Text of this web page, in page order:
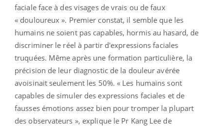
faciale face à des visages de vrais ou de faux
« douloureux ». Premier constat, il semble que les
humains ne soient pas capables, hormis au hasard, de
discriminer le réel à partir d'expressions faciales
truquées. Même après une formation particulière, la
précision de leur diagnostic de la douleur avérée
avoisinait seulement les 50%. « Les humains sont
capables de simuler des expressions faciales et de
fausses émotions assez bien pour tromper la plupart
des observateurs », explique le Pr Kang Lee de